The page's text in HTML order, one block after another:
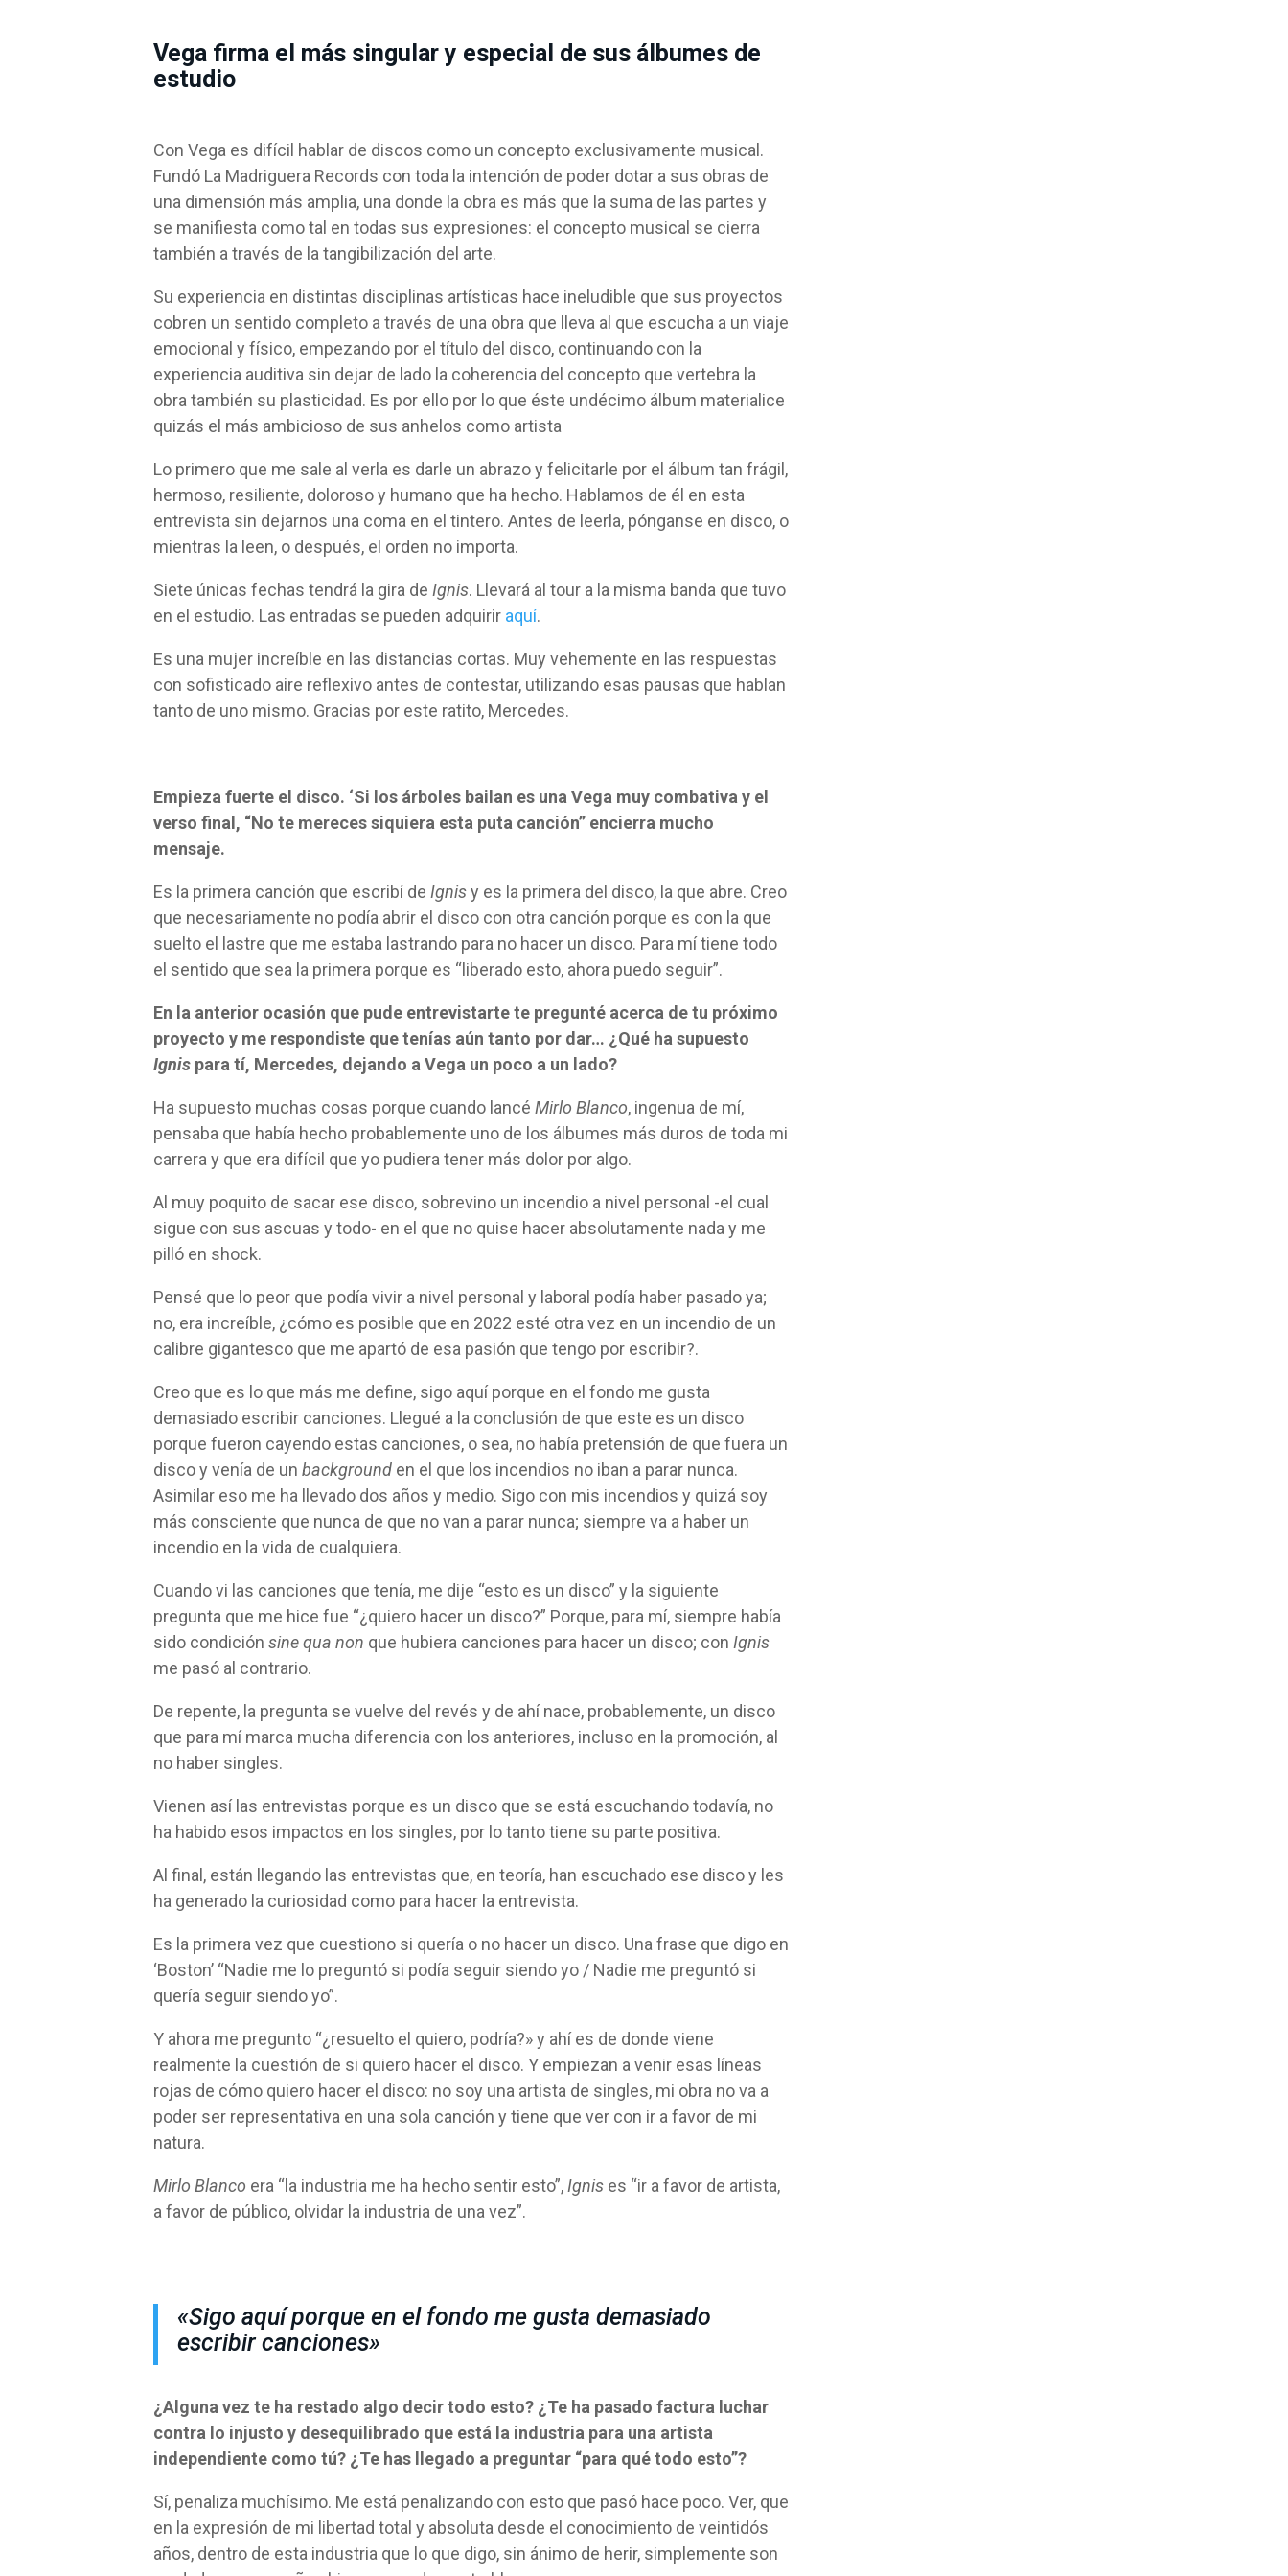
Vega firma el más singular y especial de sus álbumes de
estudio
Con Vega es difícil hablar de discos como un concepto exclusivamente musical.
Fundó La Madriguera Records con toda la intención de poder dotar a sus obras de
una dimensión más amplia, una donde la obra es más que la suma de las partes y
se manifiesta como tal en todas sus expresiones: el concepto musical se cierra
también a través de la tangibilización del arte.
Su experiencia en distintas disciplinas artísticas hace ineludible que sus proyectos
cobren un sentido completo a través de una obra que lleva al que escucha a un viaje
emocional y físico, empezando por el título del disco, continuando con la
experiencia auditiva sin dejar de lado la coherencia del concepto que vertebra la
obra también su plasticidad. Es por ello por lo que éste undécimo álbum materialice
quizás el más ambicioso de sus anhelos como artista
Lo primero que me sale al verla es darle un abrazo y felicitarle por el álbum tan frágil,
hermoso, resiliente, doloroso y humano que ha hecho. Hablamos de él en esta
entrevista sin dejarnos una coma en el tintero. Antes de leerla, pónganse en disco, o
mientras la leen, o después, el orden no importa.
Siete únicas fechas tendrá la gira de Ignis. Llevará al tour a la misma banda que tuvo
en el estudio. Las entradas se pueden adquirir aquí.
Es una mujer increíble en las distancias cortas. Muy vehemente en las respuestas
con sofisticado aire reflexivo antes de contestar, utilizando esas pausas que hablan
tanto de uno mismo. Gracias por este ratito, Mercedes.
Empieza fuerte el disco. ‘Si los árboles bailan es una Vega muy combativa y el
verso final, “No te mereces siquiera esta puta canción” encierra mucho
mensaje.
Es la primera canción que escribí de Ignisy es la primera del disco, la que abre. Creo
que necesariamente no podía abrir el disco con otra canción porque es con la que
suelto el lastre que me estaba lastrando para no hacer un disco. Para mí tiene todo
el sentido que sea la primera porque es “liberado esto, ahora puedo seguir”.
En la anterior ocasión que pude entrevistarte te pregunté acerca de tu próximo
proyecto y me respondiste que tenías aún tanto por dar… ¿Qué ha supuesto
Ignis para tí, Mercedes, dejando a Vega un poco a un lado?
Ha supuesto muchas cosas porque cuando lancé Mirlo Blanco, ingenua de mí,
pensaba que había hecho probablemente uno de los álbumes más duros de toda mi
carrera y que era difícil que yo pudiera tener más dolor por algo.
Al muy poquito de sacar ese disco, sobrevino un incendio a nivel personal -el cual
sigue con sus ascuas y todo- en el que no quise hacer absolutamente nada y me
pilló en shock.
Pensé que lo peor que podía vivir a nivel personal y laboral podía haber pasado ya;
no, era increíble, ¿cómo es posible que en 2022 esté otra vez en un incendio de un
calibre gigantesco que me apartó de esa pasión que tengo por escribir?.
Creo que es lo que más me define, sigo aquí porque en el fondo me gusta
demasiado escribir canciones. Llegué a la conclusión de que este es un disco
porque fueron cayendo estas canciones, o sea, no había pretensión de que fuera un
disco y venía de un background en el que los incendios no iban a parar nunca.
Asimilar eso me ha llevado dos años y medio. Sigo con mis incendios y quizá soy
más consciente que nunca de que no van a parar nunca; siempre va a haber un
incendio en la vida de cualquiera.
Cuando vi las canciones que tenía, me dije “esto es un disco” y la siguiente
pregunta que me hice fue “¿quiero hacer un disco?” Porque, para mí, siempre había
sido condición sine qua non que hubiera canciones para hacer un disco; con Ignis
me pasó al contrario.
De repente, la pregunta se vuelve del revés y de ahí nace, probablemente, un disco
que para mí marca mucha diferencia con los anteriores, incluso en la promoción, al
no haber singles.
Vienen así las entrevistas porque es un disco que se está escuchando todavía, no
ha habido esos impactos en los singles, por lo tanto tiene su parte positiva.
Al final, están llegando las entrevistas que, en teoría, han escuchado ese disco y les
ha generado la curiosidad como para hacer la entrevista.
Es la primera vez que cuestiono si quería o no hacer un disco. Una frase que digo en
‘Boston’ “Nadie me lo preguntó si podía seguir siendo yo / Nadie me preguntó si
quería seguir siendo yo”.
Y ahora me pregunto “¿resuelto el quiero, podría?» y ahí es de donde viene
realmente la cuestión de si quiero hacer el disco. Y empiezan a venir esas líneas
rojas de cómo quiero hacer el disco: no soy una artista de singles, mi obra no va a
poder ser representativa en una sola canción y tiene que ver con ir a favor de mi
natura.
Mirlo Blanco era “la industria me ha hecho sentir esto”,Ignis es “ir a favor de artista,
a favor de público, olvidar la industria de una vez”.
«Sigo aquí porque en el fondo me gusta demasiado
escribir canciones»
¿Alguna vez te ha restado algo decir todo esto? ¿Te ha pasado factura luchar
contra lo injusto y desequilibrado que está la industria para una artista
independiente como tú? ¿Te has llegado a preguntar “para qué todo esto”?
Sí, penaliza muchísimo. Me está penalizando con esto que pasó hace poco. Ver, que
en la expresión de mi libertad total y absoluta desde el conocimiento de veintidós
años, dentro de esta industria que lo que digo, sin ánimo de herir, simplemente son